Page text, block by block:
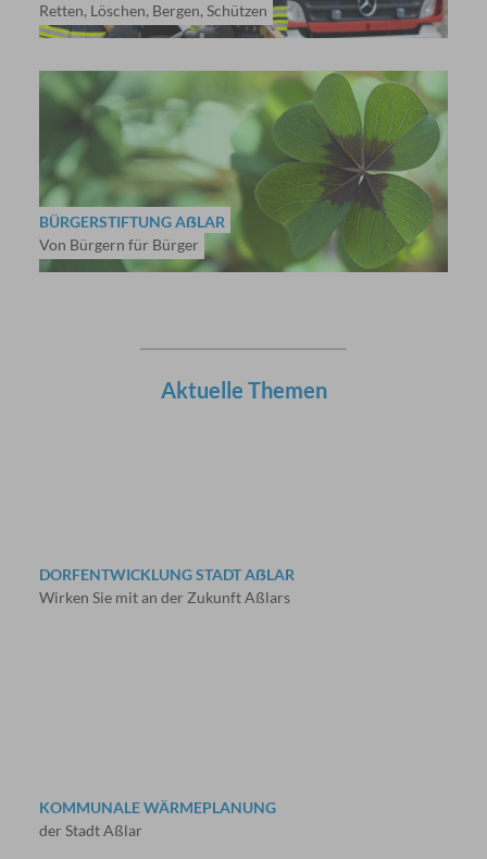
Retten, Löschen, Bergen, Schützen
BÜRGERSTIFTUNG AẞLAR
Von Bürgern für Bürger
Aktuelle Themen
DORFENTWICKLUNG STADT AẞLAR
Wirken Sie mit an der Zukunft Aßlars
KOMMUNALE WÄRMEPLANUNG
der Stadt Aßlar